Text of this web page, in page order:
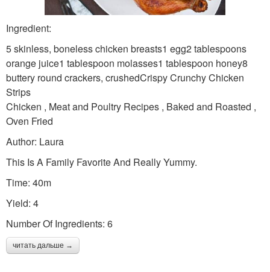
Ingredient:
5 skinless, boneless chicken breasts1 egg2 tablespoons
orange juice1 tablespoon molasses1 tablespoon honey8
buttery round crackers, crushedCrispy Crunchy Chicken
Strips
Chicken , Meat and Poultry Recipes , Baked and Roasted ,
Oven Fried
Author: Laura
This Is A Family Favorite And Really Yummy.
Time: 40m
Yield: 4
Number Of Ingredients: 6
читать дальше →